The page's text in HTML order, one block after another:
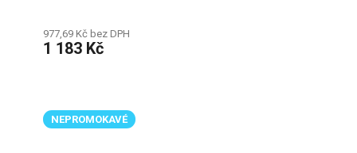
977,69 Kč bez DPH
1 183 Kč
NEPROMOKAVÉ